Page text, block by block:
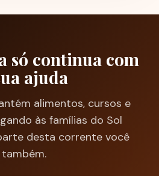
só continua com
ajuda
alimentos, cursos e
às famílias do Sol
desta corrente você
também.